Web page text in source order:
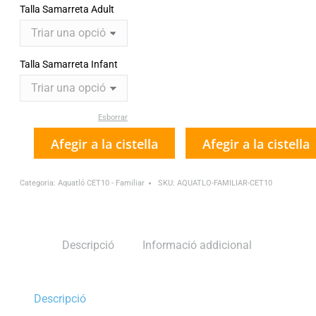
Talla Samarreta Adult
Talla Samarreta Infant
Esborrar
quantitat
familiar
Barcelona
Afegir a la cistella Afegir a la cistella
Categoria: Aquatló CET10 - Familiar SKU: AQUATLO-FAMILIAR-CET10
Descripció Informació addicional
Descripció